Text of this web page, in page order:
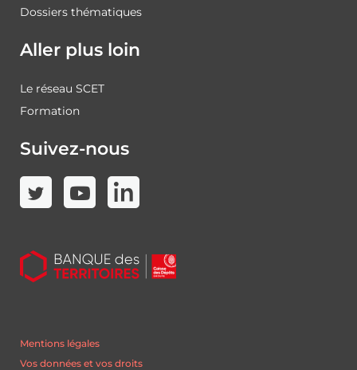
Dossiers thématiques
Aller plus loin
Le réseau SCET
Formation
Suivez-nous
Mentions légales
Vos données et vos droits